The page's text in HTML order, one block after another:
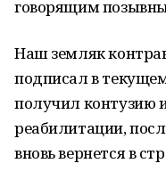
говорящим
Наш земляк
подписал в
получил контузию
реабилитации,
вновь вернется в